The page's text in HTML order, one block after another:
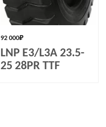
92 000₽
LNP E3/L3A 23.5-
25 28PR TTF